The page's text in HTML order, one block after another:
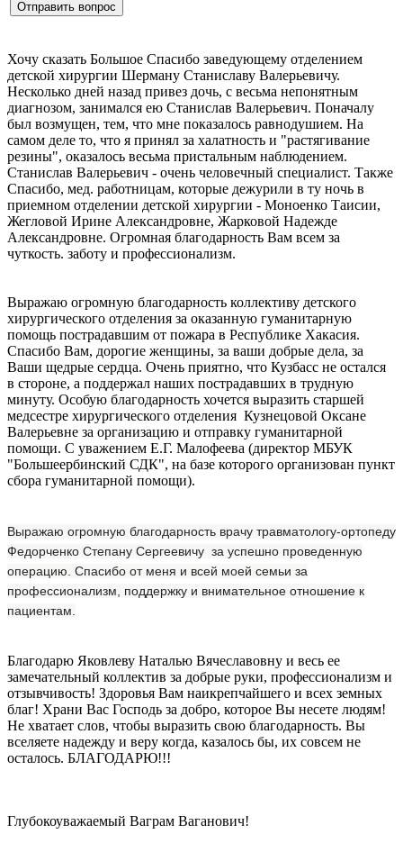
Хочу сказать Большое Спасибо заведующему отделением
детской хирургии Шерману Станиславу Валерьевичу.
Несколько дней назад привез дочь, с весьма непонятным
диагнозом, занимался ею Станислав Валерьевич. Поначалу
был возмущен, тем, что мне показалось равнодушием. На
самом деле то, что я принял за халатность и "растягивание
резины", оказалось весьма пристальным наблюдением.
Станислав Валерьевич - очень человечный специалист. Также
Спасибо, мед. работницам, которые дежурили в ту ночь в
приемном отделении детской хирургии - Моноенко Таисии,
Жегловой Ирине Александровне, Жарковой Надежде
Александровне. Огромная благодарность Вам всем за
чуткость. заботу и профессионализм.
Выражаю огромную благодарность коллективу детского
хирургического отделения за оказанную гуманитарную
помощь пострадавшим от пожара в Республике Хакасия.
Спасибо Вам, дорогие женщины, за ваши добрые дела, за
Ваши щедрые сердца. Очень приятно, что Кузбасс не остался
в стороне, а поддержал наших пострадавших в трудную
минуту. Особую благодарность хочется выразить старшей
медсестре хирургического отделения Кузнецовой Оксане
Валерьевне за организацию и отправку гуманитарной
помощи. С уважением Е.Г. Малофеева (директор МБУК
"Большеербинский СДК", на базе которого организован пункт
сбора гуманитарной помощи).
Выражаю огромную благодарность врачу травматологу-ортопеду
Федорченко Степану Сергеевичу за успешно проведенную
операцию. Спасибо от меня и всей моей семьи за
профессионализм, поддержку и внимательное отношение к
пациентам.
Благодарю Яковлеву Наталью Вячеславовну и весь ее
замечательный коллектив за добрые руки, профессионализм и
отзывчивость! Здоровья Вам наикрепчайшего и всех земных
благ! Храни Вас Господь за добро, которое Вы несете людям!
Не хватает слов, чтобы выразить свою благодарность. Вы
вселяете надежду и веру когда, казалось бы, их совсем не
осталось. БЛАГОДАРЮ!!!
Глубокоуважаемый Ваграм Ваганович!